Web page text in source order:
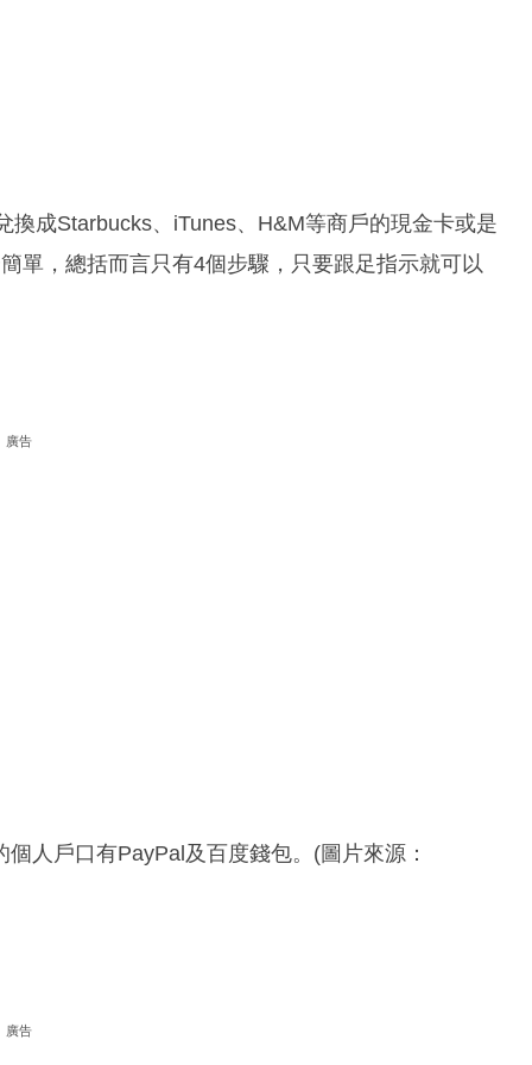
成Starbucks、iTunes、H&M等商戶的現金卡或是
單，總括而言只有4個步驟，只要跟足指示就可以
廣告
人戶口有PayPal及百度錢包。(圖片來源：
廣告